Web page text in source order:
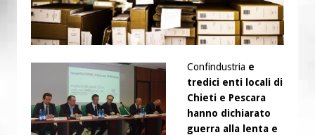
Confindustria e
tredici enti locali di
Chieti e Pescara
hanno dichiarato
guerra alla lenta e